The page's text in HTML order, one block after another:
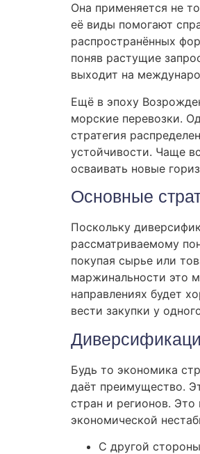
Она применяется не
её виды помогают
распространённых
поняв растущие
выходит на
Ещё в эпоху
морские перевозки.
стратегия
устойчивости. Чаще
осваивать новые
Основные
Поскольку
рассматриваемому
покупая сырье или
маржинальности это
направлениях будет
вести закупки у
Будь то экономика
даёт преимущество.
стран и регионов.
экономической
С другой